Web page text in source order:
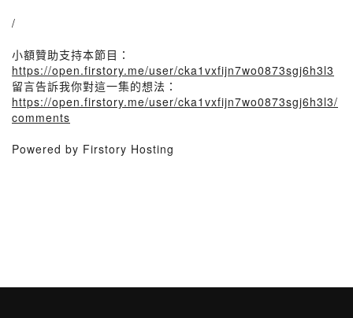
/
小額贊助支持本節目：
https://open.firstory.me/user/cka1vxfijn7wo0873sgj6h3l3
留言告訴我你對這一集的想法：
https://open.firstory.me/user/cka1vxfijn7wo0873sgj6h3l3/
comments
Powered by Firstory Hosting